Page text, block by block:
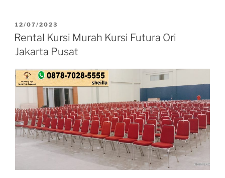
DIPOSKAN
PADA
12/07/2023
Rental Kursi Murah Kursi Futura Ori
Jakarta Pusat